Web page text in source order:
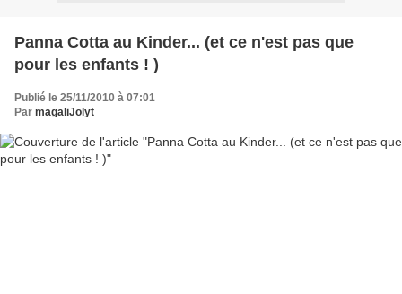
Panna Cotta au Kinder... (et ce n'est pas que
pour les enfants ! )
Publié le 25/11/2010 à 07:01
Par magaliJolyt